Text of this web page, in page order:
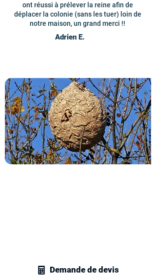
ont réussi à prélever la reine afin de
déplacer la colonie (sans les tuer) loin de
notre maison, un grand merci !!
Adrien E.
Demande de devis